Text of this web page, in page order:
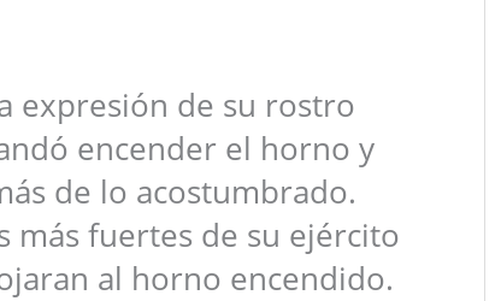
expresión de su rostro
encender el horno y
de lo acostumbrado.
más fuertes de su ejército
al horno encendido.